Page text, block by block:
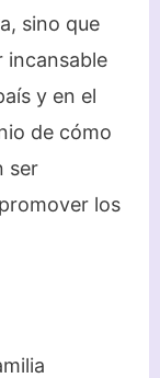
sino que
incansable
y en el
de cómo
ser
los